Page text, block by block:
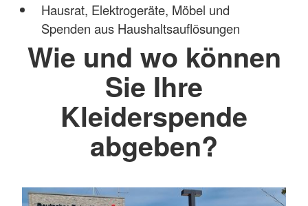
Hausrat, Elektrogeräte, Möbel und
Spenden aus Haushaltsauflösungen
Wie und wo können
Sie Ihre
Kleiderspende
abgeben?